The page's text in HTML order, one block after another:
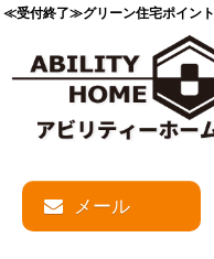
≪受付終了≫グリーン住宅ポイント
メール